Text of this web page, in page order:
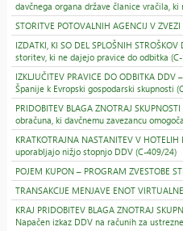
davčnega organa države članice vračila,
STORITVE POTOVALNIH AGENCIJ V
IZDATKI, KI SO DEL SPLOŠNIH
storitev, ki ne dajejo pravice do odbitka
IZKLJUČITEV PRAVICE DO ODBITKA
Španije k Evropski gospodarski skupnosti
PRIDOBITEV BLAGA ZNOTRAJ
obračuna, ki davčnemu zavezancu
KRATKOTRAJNA NASTANITEV V
uporabljajo nižjo stopnjo DDV (C-409/24)
POJEM KUPON – PROGRAM ZVESTOBE
TRANSAKCIJE MENJAVE ENOT
KRAJ PRIDOBITEV BLAGA ZNOTRAJ
Napačen izkaz DDV na računih za